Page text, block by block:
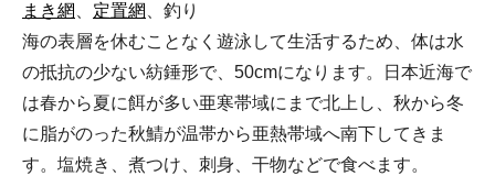
まき網 定置網
、釣り
海の表層を休むことなく遊泳して生活するため、体は水
の抵抗の少ない紡錘形で、50cmになります。日本近海で
は春から夏に餌が多い亜寒帯域にまで北上し、秋から冬
に脂がのった秋鯖が温帯から亜熱帯域へ南下してきま
す。塩焼き、煮つけ、刺身、干物などで食べます。